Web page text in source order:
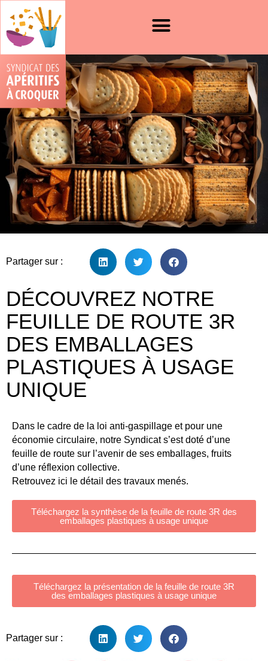
Partager sur :
DÉCOUVREZ NOTRE
FEUILLE DE ROUTE 3R
DES EMBALLAGES
PLASTIQUES À USAGE
UNIQUE
Dans le cadre de la loi anti-gaspillage et pour une
économie circulaire, notre Syndicat s’est doté d’une
feuille de route sur l’avenir de ses emballages, fruits
d’une réflexion collective.
Retrouvez ici le détail des travaux menés.
Téléchargez la synthèse de la feuille de route 3R des
emballages plastiques à usage unique
Téléchargez la présentation de la feuille de route 3R
des emballages plastiques à usage unique
Partager sur :